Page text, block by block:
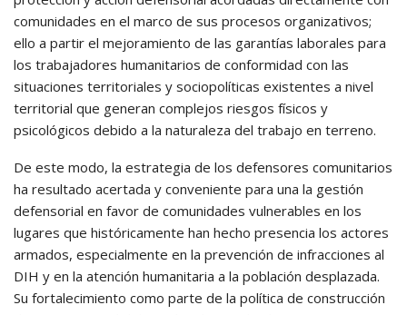
comunidades en el marco de sus procesos organizativos;
ello a partir el mejoramiento de las garantías laborales para
los trabajadores humanitarios de conformidad con las
situaciones territoriales y sociopolíticas existentes a nivel
territorial que generan complejos riesgos físicos y
psicológicos debido a la naturaleza del trabajo en terreno.
De este modo, la estrategia de los defensores comunitarios
ha resultado acertada y conveniente para una la gestión
defensorial en favor de comunidades vulnerables en los
lugares que históricamente han hecho presencia los actores
armados, especialmente en la prevención de infracciones al
DIH y en la atención humanitaria a la población desplazada.
Su fortalecimiento como parte de la política de construcción